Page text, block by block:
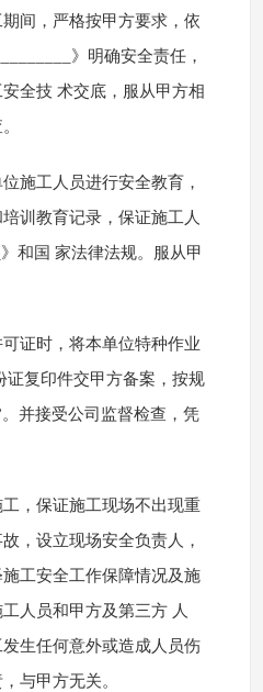
间，严格按甲方要求，依
》明确安全责任，
全技 术交底，服从甲方相
施工人员进行安全教育，
训教育记录，保证施工人
和国 家法律法规。服从甲
证时，将本单位特种作业
证复印件交甲方备案，按规
并接受公司监督检查，凭
，保证施工现场不出现重
，设立现场安全负责人，
工安全工作保障情况及施
人员和甲方及第三方 人
生任何意外或造成人员伤
与甲方无关。